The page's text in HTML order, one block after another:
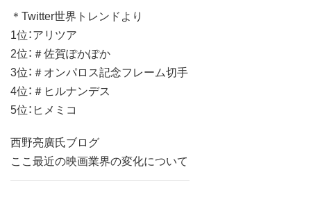
＊Twitter世界トレンドより
1位：アリツア
2位：＃佐賀ぽかぽか
3位：＃オンパロス記念フレーム切手
4位：＃ヒルナンデス
5位：ヒメミコ
西野亮廣氏ブログ
ここ最近の映画業界の変化について